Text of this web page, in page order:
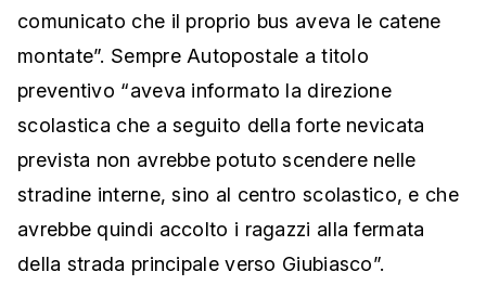
comunicato che il proprio bus aveva le catene
montate”. Sempre Autopostale a titolo
preventivo “aveva informato la direzione
scolastica che a seguito della forte nevicata
prevista non avrebbe potuto scendere nelle
stradine interne, sino al centro scolastico, e che
avrebbe quindi accolto i ragazzi alla fermata
della strada principale verso Giubiasco”.